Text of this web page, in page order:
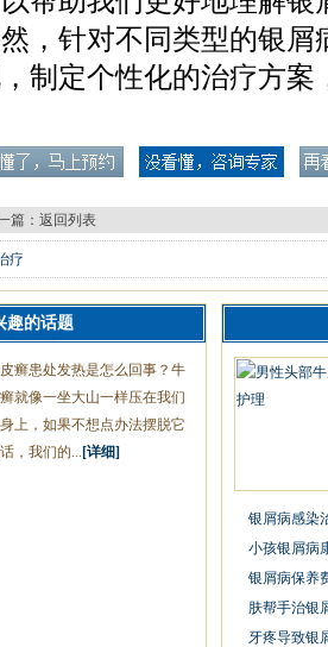
，针对不同类型的银屑
制定个性化的治疗方案
篇： 返回列表
疗
趣的话题
癣患处发热是怎么回事？牛
就像一坐大山一样压在我们
上，如果不想点办法摆脱它
，我们的... [详细]
银屑病感染
小孩银屑病
银屑病保养
肤帮手治银
牙疼导致银